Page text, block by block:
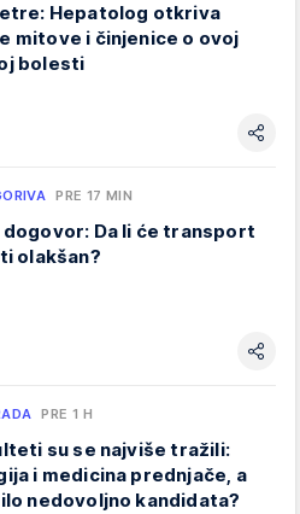
Hepatolog otkriva
mitove i činjenice o ovoj
bolesti
PRE 17 MIN
dogovor: Da li će transport
olakšan?
PRE 1 H
su se najviše tražili:
i medicina prednjače, a
nedovoljno kandidata?